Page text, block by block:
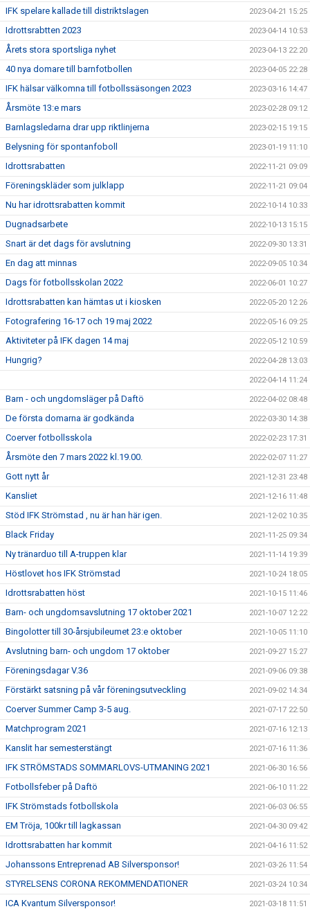
IFK spelare kallade till distriktslagen 2023-04-21 15:25
Idrottsrabtten 2023 2023-04-14 10:53
Årets stora sportsliga nyhet 2023-04-13 22:20
40 nya domare till barnfotbollen 2023-04-05 22:28
IFK hälsar välkomna till fotbollssäsongen 2023 2023-03-16 14:47
Årsmöte 13:e mars 2023-02-28 09:12
Barnlagsledarna drar upp riktlinjerna 2023-02-15 19:15
Belysning för spontanfoboll 2023-01-19 11:10
Idrottsrabatten 2022-11-21 09:09
Föreningskläder som julklapp 2022-11-21 09:04
Nu har idrottsrabatten kommit 2022-10-14 10:33
Dugnadsarbete 2022-10-13 15:15
Snart är det dags för avslutning 2022-09-30 13:31
En dag att minnas 2022-09-05 10:34
Dags för fotbollsskolan 2022 2022-06-01 10:27
Idrottsrabatten kan hämtas ut i kiosken 2022-05-20 12:26
Fotografering 16-17 och 19 maj 2022 2022-05-16 09:25
Aktiviteter på IFK dagen 14 maj 2022-05-12 10:59
Hungrig? 2022-04-28 13:03
2022-04-14 11:24
Barn - och ungdomsläger på Daftö 2022-04-02 08:48
De första domarna är godkända 2022-03-30 14:38
Coerver fotbollsskola 2022-02-23 17:31
Årsmöte den 7 mars 2022 kl.19.00. 2022-02-07 11:27
Gott nytt år 2021-12-31 23:48
Kansliet 2021-12-16 11:48
Stöd IFK Strömstad , nu är han här igen. 2021-12-02 10:35
Black Friday 2021-11-25 09:34
Ny tränarduo till A-truppen klar 2021-11-14 19:39
Höstlovet hos IFK Strömstad 2021-10-24 18:05
Idrottsrabatten höst 2021-10-15 11:46
Barn- och ungdomsavslutning 17 oktober 2021 2021-10-07 12:22
Bingolotter till 30-årsjubileumet 23:e oktober 2021-10-05 11:10
Avslutning barn- och ungdom 17 oktober 2021-09-27 15:27
Föreningsdagar V.36 2021-09-06 09:38
Förstärkt satsning på vår föreningsutveckling 2021-09-02 14:34
Coerver Summer Camp 3-5 aug. 2021-07-17 22:50
Matchprogram 2021 2021-07-16 12:13
Kanslit har semesterstängt 2021-07-16 11:36
IFK STRÖMSTADS SOMMARLOVS-UTMANING 2021 2021-06-30 16:56
Fotbollsfeber på Daftö 2021-06-10 11:22
IFK Strömstads fotbollskola 2021-06-03 06:55
EM Tröja, 100kr till lagkassan 2021-04-30 09:42
Idrottsrabatten har kommit 2021-04-16 11:52
Johanssons Entreprenad AB Silversponsor! 2021-03-26 11:54
STYRELSENS CORONA REKOMMENDATIONER 2021-03-24 10:34
ICA Kvantum Silversponsor! 2021-03-18 11:51